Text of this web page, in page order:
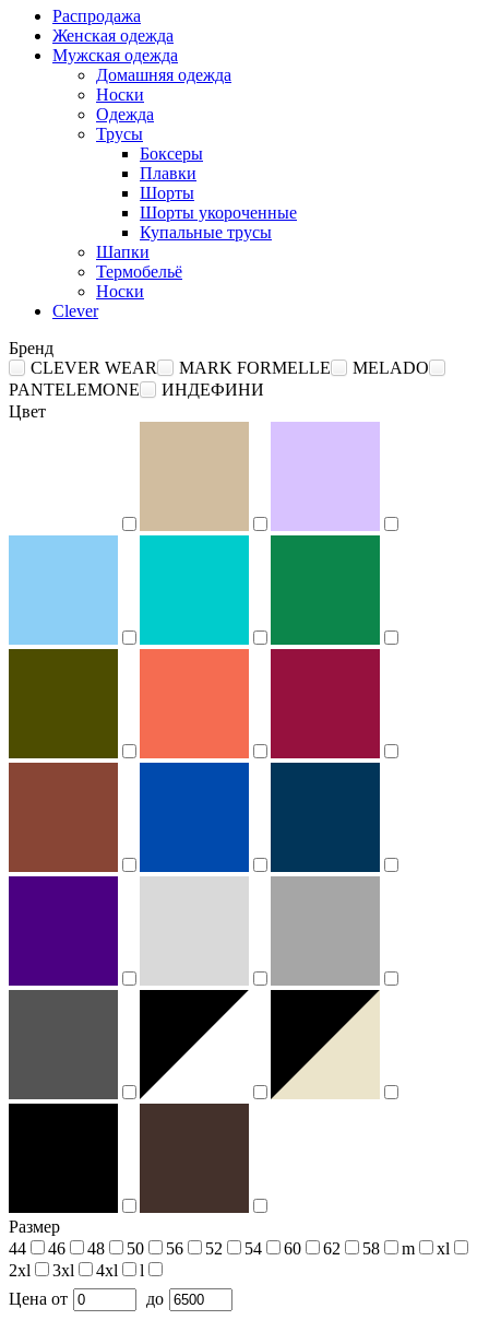
Распродажа
Женская одежда
Мужская одежда
Домашняя одежда
Носки
Одежда
Трусы
Боксеры
Плавки
Шорты
Шорты укороченные
Купальные трусы
Шапки
Термобельё
Носки
Clever
Бренд
CLEVER WEAR
MARK FORMELLE
MELADO
PANTELEMONE
ИНДЕФИНИ
Цвет
Размер
44
46 48 50 56 52 54 60 62 58 m
xl
2xl
3xl 4xl
l
Цена от до